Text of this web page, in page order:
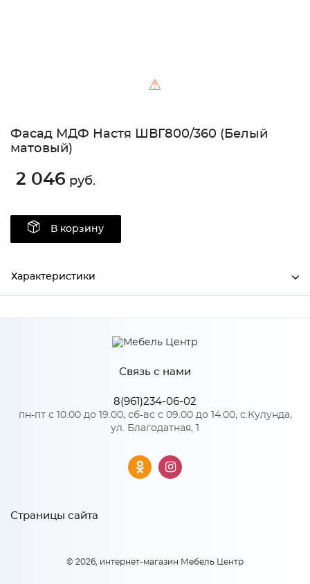
⚠
Фасад МДФ Настя ШВГ800/360 (Белый
матовый)
2 046 руб.
В корзину
Характеристики
Производитель МиФ
Количество упаковок: 1
Связь с нами
8(961)234-06-02
пн-пт с 10.00 до 19.00, сб-вс с 09.00 до 14.00, с.Кулунда,
ул. Благодатная, 1
Страницы сайта
© 2026, интернет-магазин Мебель Центр